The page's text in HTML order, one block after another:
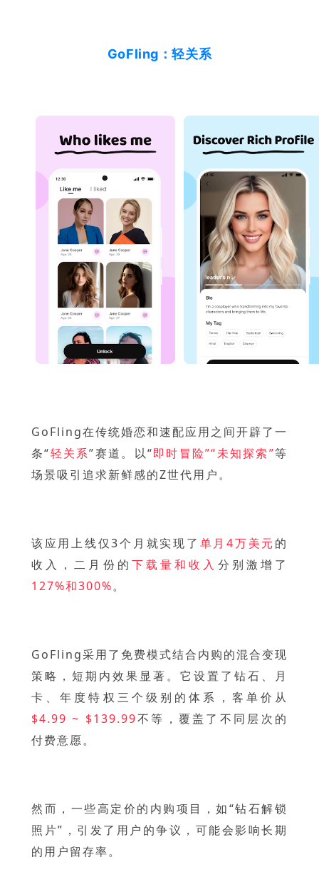
GoFling：轻关系
GoFling在传统婚恋和速配应用之间开辟了一
条“轻关系”赛道。以“即时冒险”“未知探索”等
场景吸引追求新鲜感的Z世代用户。
该应用上线仅3个月就实现了 单月4万美元 的
收入，二月份的 下载量和收入 分别激增了
127%和300%。
GoFling采用了免费模式结合内购的混合变现
策略，短期内效果显著。它设置了钻石、月
卡、年度特权三个级别的体系，客单价从
$4.99 ~ $139.99不等，覆盖了不同层次的
付费意愿。
然而，一些高定价的内购项目，如“钻石解锁
照片”，引发了用户的争议，可能会影响长期
的用户留存率。